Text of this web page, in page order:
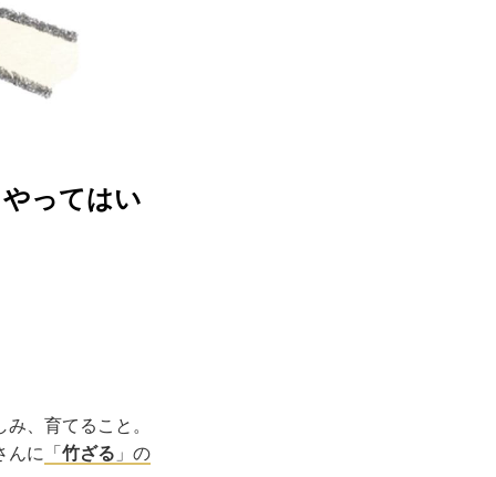
ってはい
、育てること。
んに 「 竹ざる 」の